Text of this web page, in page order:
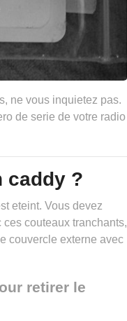
ne vous inquietez pas.
de serie de votre radio
caddy ?
eteint. Vous devez
couteaux tranchants,
couvercle externe avec
retirer le